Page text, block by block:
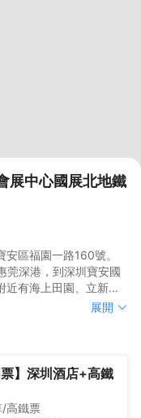
展中心國展北地鐵
區福園一路160號。
莞深港，到深圳寶安國
有海上田園、立新湖
行和休閒遊玩的理想之
安區福園一路160號。
有海上田園、立新湖
展開
票】深圳酒店+高鐵
/高鐵票